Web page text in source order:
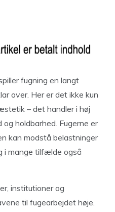
fugning en langt
over. Her er det ikke kun
– det handler i høj
holdbarhed. Fugerne er
kan modstå belastninger
i mange tilfælde også
institutioner og
til fugearbejdet høje.